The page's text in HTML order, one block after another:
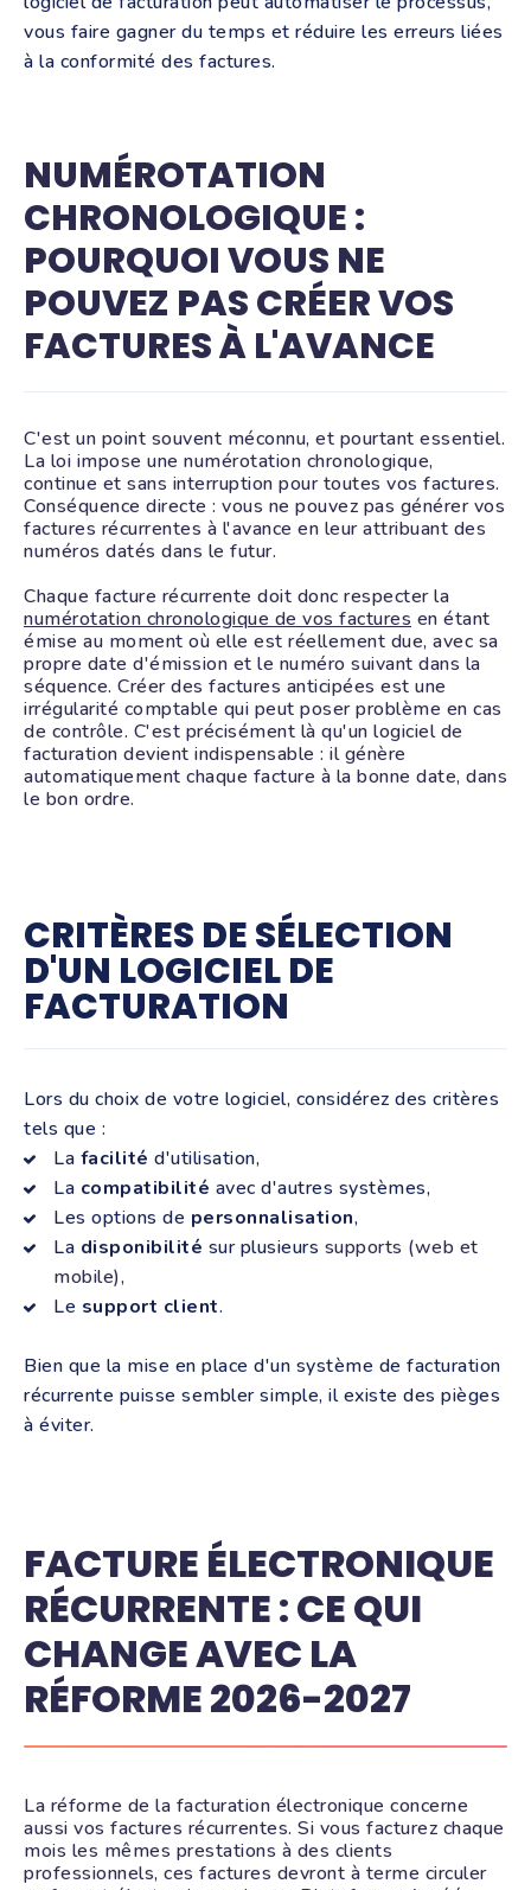
vous faire gagner du temps et réduire les erreurs liées
à la conformité des factures.
NUMÉROTATION
CHRONOLOGIQUE :
POURQUOI VOUS NE
POUVEZ PAS CRÉER VOS
FACTURES À L'AVANCE
C'est un point souvent méconnu, et pourtant essentiel.
La loi impose une numérotation chronologique,
continue et sans interruption pour toutes vos factures.
Conséquence directe : vous ne pouvez pas générer vos
factures récurrentes à l'avance en leur attribuant des
numéros datés dans le futur.
Chaque facture récurrente doit donc respecter la
numérotation chronologique de vos factures en étant
émise au moment où elle est réellement due, avec sa
propre date d'émission et le numéro suivant dans la
séquence. Créer des factures anticipées est une
irrégularité comptable qui peut poser problème en cas
de contrôle. C'est précisément là qu'un logiciel de
facturation devient indispensable : il génère
automatiquement chaque facture à la bonne date, dans
le bon ordre.
CRITÈRES DE SÉLECTION
D'UN LOGICIEL DE
FACTURATION
Lors du choix de votre logiciel, considérez des critères
tels que :
La facilité d'utilisation,
La compatibilité avec d'autres systèmes,
Les options de personnalisation,
La disponibilité sur plusieurs supports (web et
mobile),
Le support client.
Bien que la mise en place d'un système de facturation
récurrente puisse sembler simple, il existe des pièges
à éviter.
FACTURE ÉLECTRONIQUE
RÉCURRENTE : CE QUI
CHANGE AVEC LA
RÉFORME 2026-2027
La réforme de la facturation électronique concerne
aussi vos factures récurrentes. Si vous facturez chaque
mois les mêmes prestations à des clients
professionnels, ces factures devront à terme circuler